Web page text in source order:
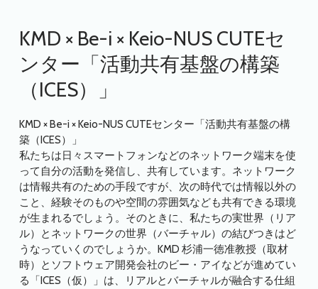
KMD × Be-i × Keio-NUS CUTEセ
ンター「活動共有基盤の構築
（ICES）」
KMD × Be-i × Keio-NUS CUTEセンター「活動共有基盤の構
築（ICES）」
私たちは日々スマートフォンなどのネットワーク端末を使
って自分の活動を発信し、共有しています。ネットワーク
は情報共有のための手段ですが、次の時代では情報以外の
こと、経験そのものや空間の雰囲気なども共有できる環境
が生まれるでしょう。そのときに、私たちの実世界（リア
ル）とネットワークの世界（バーチャル）の結びつきはど
うなっていくのでしょうか。KMD 杉浦一徳准教授（取材
時）とソフトウェア開発会社のビー・アイなどが進めてい
る「ICES（仮）」は、リアルとバーチャルが融合する仕組